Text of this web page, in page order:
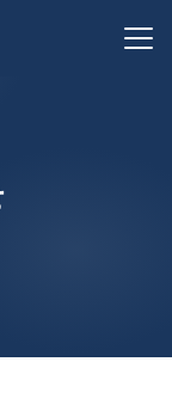
メニ